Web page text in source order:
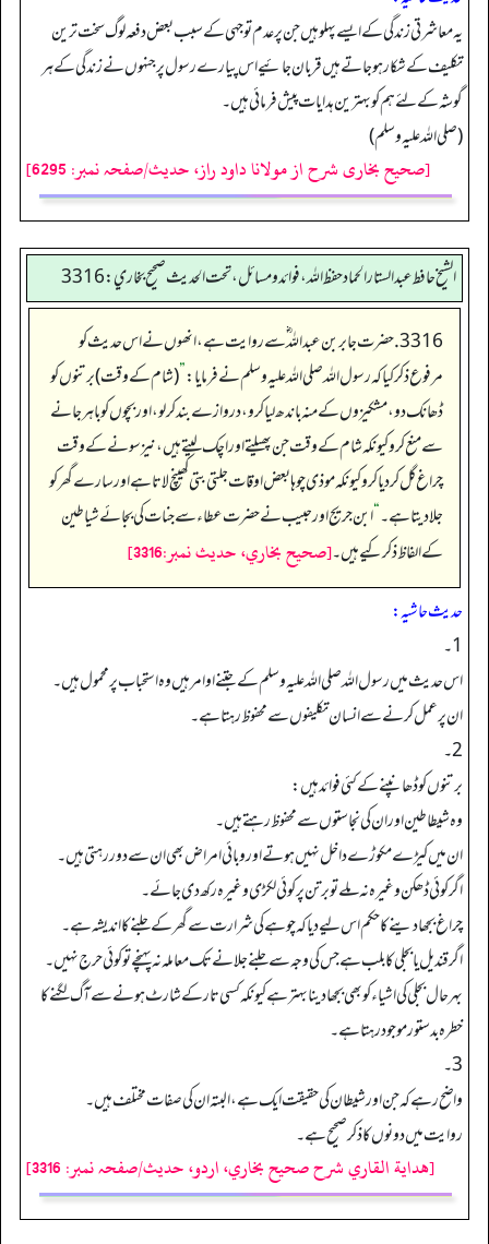
یہ معاشرتی زندگی کے ایسے پہلو ہیں جن پر عدم توجہی کے سبب بعض دفعہ لوگ سخت ترین
تکلیف کے شکار ہو جاتے ہیں قربان جائیے اس پیارے رسول پر جنہوں نے زندگی کے ہر
گوشہ کے لئے ہم کو بہترین ہدایات پیش فرمائی ہیں۔
(صلی اللہ علیہ وسلم )
[صحیح بخاری شرح از مولانا داود راز، حدیث/صفحہ نمبر: 6295]
الشيخ حافط عبدالستار الحماد حفظ الله، فوائد و مسائل، تحت الحديث صحيح بخاري:3316
3316. حضرت جابر بن عبداللہ ؓ سے روایت ہے، انھوں نے اس حدیث کو
مرفوع ذکر کیا کہ رسول اللہ صلی اللہ علیہ وسلم نے فرمایا:”(شام کے وقت) برتنوں کو
ڈھانک دو، مشکیزوں کے منہ باندھ لیا کرو، دروازے بند کرلو، اور بچوں کو باہر جانے
سے منع کرو کیونکہ شام کے وقت جن پھیلتے اور اچک لیتے ہیں، نیز سونے کے وقت
چراغ گل کردیا کرو کیونکہ موذی چوہا بعض اوقات جلتی بتی کھینچ لاتا ہے اور سارے گھر کو
جلادیتا ہے۔“ابن جریج اور حبیب نے حضرت عطاء سے جنات کی بجائے شیاطین
کے الفاظ ذکر کیے ہیں۔[صحيح بخاري، حديث نمبر:3316]
حدیث حاشیہ:
1۔
اس حدیث میں رسول اللہ صلی اللہ علیہ وسلم کے جتنے اوامر ہیں وہ استحباب پر محمول ہیں۔
ان پر عمل کرنے سے انسان تکلیفوں سے محفوظ رہتاہے۔
2۔
برتنوں کو ڈھانپنے کے کئی فوائد ہیں:
وہ شیطاطین اور ان کی نجاستوں سے محفوظ رہتے ہیں۔
ان میں کیڑے مکوڑے داخل نہیں ہوتے اور وبائی امراض بھی ان سے دور رہتی ہیں۔
اگرکوئی ڈھکن وغیرہ نہ ملے تو برتن پر کوئی لکڑی وغیرہ رکھ دی جائے۔
چراغ بجھادینے کا حکم اس لیے دیا کہ چوہے کی شرارت سے گھر کے جلنے کا اندیشہ ہے۔
اگرقندیل یا بجلی کا بلب ہے جس کی وجہ سے جلنے جلانے تک معاملہ نہ پہنچے تو کوئی حرج نہیں۔
بہرحال بجلی کی اشیاء کو بھی بجھادینابہتر ہے کیونکہ کسی تار کے شارٹ ہونے سے آگ لگنے کا
خطرہ بدستور موجود رہتا ہے۔
3۔
واضح رہے کہ جن اور شیطان کی حقیقت ایک ہے، البتہ ان کی صفات مختلف ہیں۔
روایت میں دونوں کا ذکرصحیح ہے۔
[هداية القاري شرح صحيح بخاري، اردو، حدیث/صفحہ نمبر: 3316]